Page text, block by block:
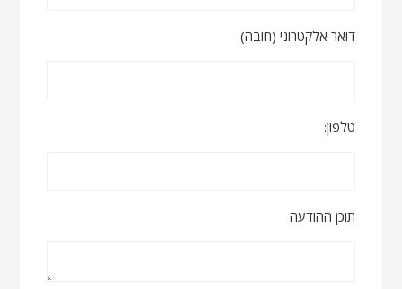
דואר אלקטרוני (חובה)
טלפון:
תוכן ההודעה